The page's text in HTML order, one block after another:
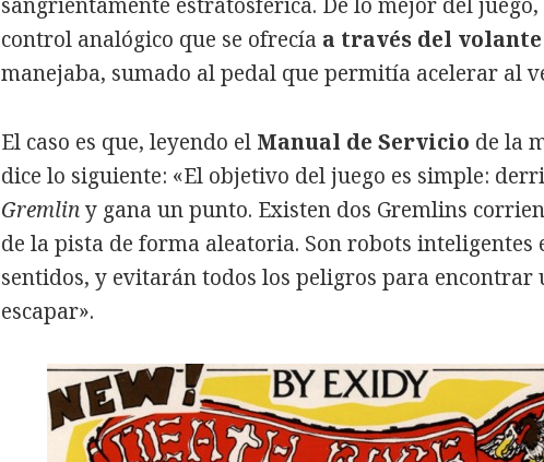
control analógico que se ofrecía a través del volante
manejaba, sumado al pedal que permitía acelerar al
El caso es que, leyendo el Manual de Servicio de la
dice lo siguiente: «El objetivo del juego es simple:
Gremliny gana un punto. Existen dos Gremlins
de la pista de forma aleatoria. Son robots inteligentes
sentidos, y evitarán todos los peligros para encontrar
escapar».